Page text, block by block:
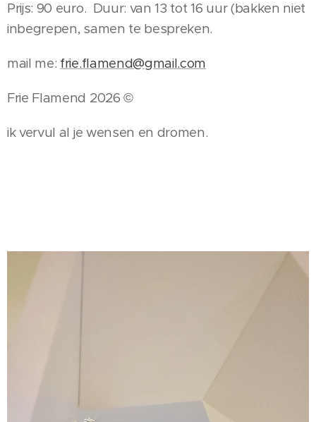
Prijs: 90 euro. Duur: van 13 tot 16 uur (bakken niet
inbegrepen, samen te bespreken.
mail me: frie.flamend@gmail.com
Frie Flamend 2026 ©
ik vervul al je wensen en dromen.